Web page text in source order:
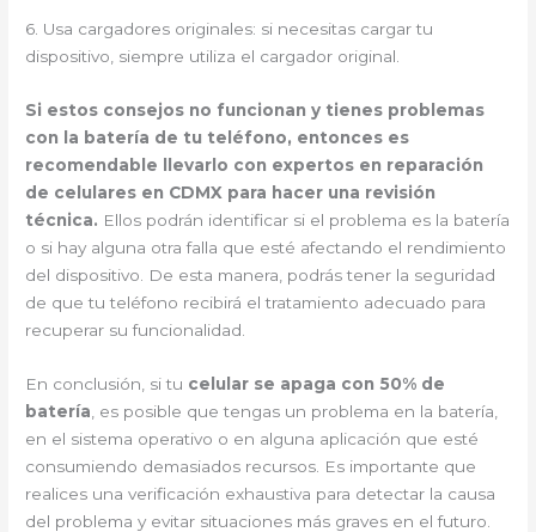
6. Usa cargadores originales: si necesitas cargar tu
dispositivo, siempre utiliza el cargador original.
Si estos consejos no funcionan y tienes problemas
con la batería de tu teléfono, entonces es
recomendable llevarlo con expertos en reparación
de celulares en CDMX para hacer una revisión
técnica. Ellos podrán identificar si el problema es la batería
o si hay alguna otra falla que esté afectando el rendimiento
del dispositivo. De esta manera, podrás tener la seguridad
de que tu teléfono recibirá el tratamiento adecuado para
recuperar su funcionalidad.
En conclusión, si tu celular se apaga con 50% de
batería , es posible que tengas un problema en la batería,
en el sistema operativo o en alguna aplicación que esté
consumiendo demasiados recursos. Es importante que
realices una verificación exhaustiva para detectar la causa
del problema y evitar situaciones más graves en el futuro.